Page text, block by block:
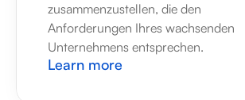
zusammenzustellen, die den
Anforderungen Ihres wachsenden
Unternehmens entsprechen.
Learn more